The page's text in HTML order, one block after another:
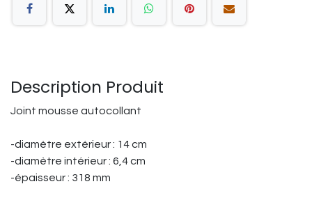
Description Produit
Joint mousse autocollant
-diamètre extérieur : 14 cm
-diamètre intérieur : 6,4 cm
-épaisseur : 318 mm